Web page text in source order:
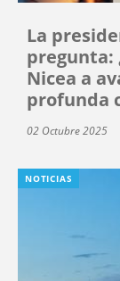
La
pregunta:
Nicea a
profunda
02 Octubre 2025
NOTICIAS